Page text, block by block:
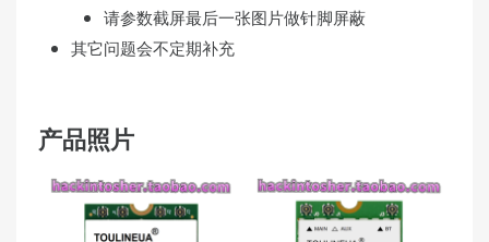
请参数截屏最后一张图片做针脚屏蔽
其它问题会不定期补充
产品照片